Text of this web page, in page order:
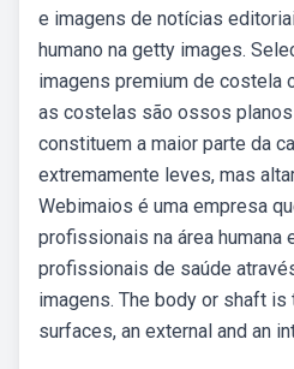
e imagens de notícias
humano na getty images.
imagens premium de costela
as costelas são ossos
constituem a maior parte da
extremamente leves, mas
Webimaios é uma empresa
profissionais na área humana
profissionais de saúde
imagens. The body or shaft is
surfaces, an external and an